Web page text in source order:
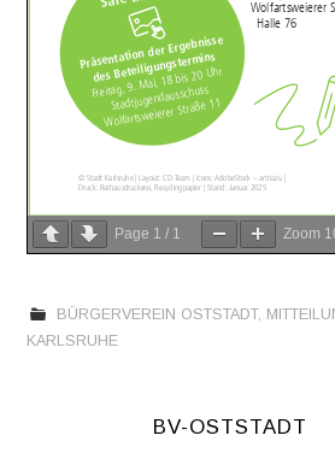
Page 1 / 1 Zoom
BÜRGERVEREIN OSTSTADT,
KARLSRUHE
BV-OSTSTADT